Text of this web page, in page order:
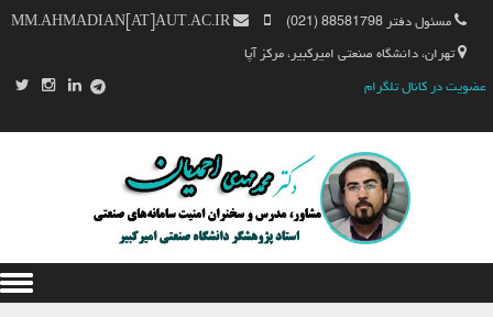
مسئول دفتر 88581798 (021)
تهران، دانشگاه صنعتی امیرکبیر، مرکز آپا
عضویت در کانال تلگرام